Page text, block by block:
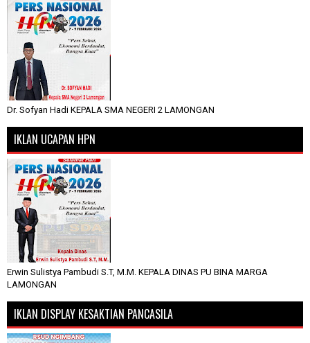
Dr. Sofyan Hadi KEPALA SMA NEGERI 2 LAMONGAN
IKLAN UCAPAN HPN
Erwin Sulistya Pambudi S.T, M.M. KEPALA DINAS PU BINA MARGA
LAMONGAN
IKLAN DISPLAY KESAKTIAN PANCASILA